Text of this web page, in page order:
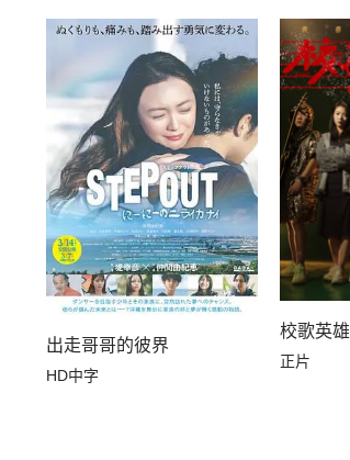
出走哥哥的彼界
HD中字
校歌英雄
正片